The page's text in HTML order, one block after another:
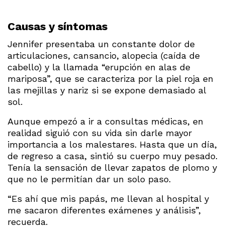
Causas y síntomas
Jennifer presentaba un constante dolor de
articulaciones, cansancio, alopecia (caída de
cabello) y la llamada “erupción en alas de
mariposa”, que se caracteriza por la piel roja en
las mejillas y nariz si se expone demasiado al
sol.
Aunque empezó a ir a consultas médicas, en
realidad siguió con su vida sin darle mayor
importancia a los malestares. Hasta que un día,
de regreso a casa, sintió su cuerpo muy pesado.
Tenía la sensación de llevar zapatos de plomo y
que no le permitían dar un solo paso.
“Es ahí que mis papás, me llevan al hospital y
me sacaron diferentes exámenes y análisis”,
recuerda.